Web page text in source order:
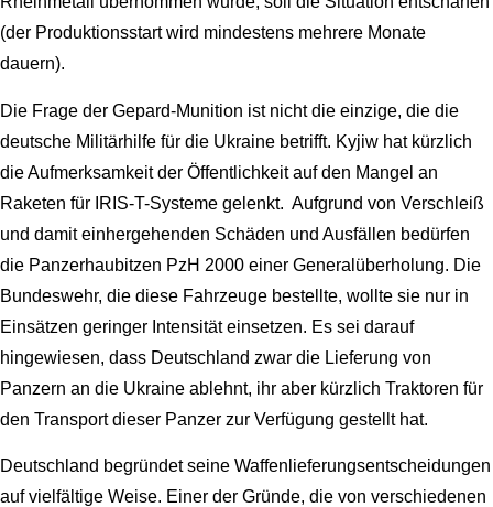
(der Produktionsstart wird mindestens mehrere Monate
dauern).
Die Frage der Gepard-Munition ist nicht die einzige, die die
deutsche Militärhilfe für die Ukraine betrifft. Kyjiw hat kürzlich
die Aufmerksamkeit der Öffentlichkeit auf den Mangel an
Raketen für IRIS-T-Systeme gelenkt. Aufgrund von Verschleiß
und damit einhergehenden Schäden und Ausfällen bedürfen
die Panzerhaubitzen PzH 2000 einer Generalüberholung. Die
Bundeswehr, die diese Fahrzeuge bestellte, wollte sie nur in
Einsätzen geringer Intensität einsetzen. Es sei darauf
hingewiesen, dass Deutschland zwar die Lieferung von
Panzern an die Ukraine ablehnt, ihr aber kürzlich Traktoren für
den Transport dieser Panzer zur Verfügung gestellt hat.
Deutschland begründet seine Waffenlieferungsentscheidungen
auf vielfältige Weise. Einer der Gründe, die von verschiedenen